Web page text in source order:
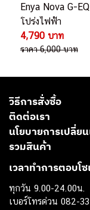
Enya Nova G-
โปร่งไฟฟ้า
4,790 บาท
ราคา 6,000 บาท
วิธีการสั่งซื้อ
ติดต่อเรา
นโยบายการเปลี่ย
รวมสินค้า
เวลาทำการตอบโซ
ทุกวัน 9.00-24.00น.
เบอร์โทรด่วน 082-